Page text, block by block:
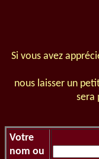
Si vous avez
nous laisser un
sera
Votre
nom ou